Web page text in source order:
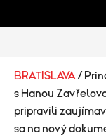
BRATISLAVA /
s Hanou
pripravili
sa na nový